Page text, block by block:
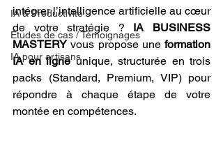
IA & Productivité
Études de cas / Témoignages
IA pour artisans
intégrer l’intelligence artificielle au cœur
de votre stratégie ? IA BUSINESS
MASTERY vous propose une formation
IA en ligne unique, structurée en trois
packs (Standard, Premium, VIP) pour
répondre à chaque étape de votre
montée en compétences.